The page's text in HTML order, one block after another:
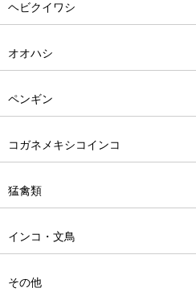
ヘビクイワシ
オオハシ
ペンギン
コガネメキシコインコ
猛禽類
インコ・文鳥
その他